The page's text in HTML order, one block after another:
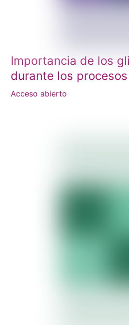
Importancia de los
durante los
Acceso abierto